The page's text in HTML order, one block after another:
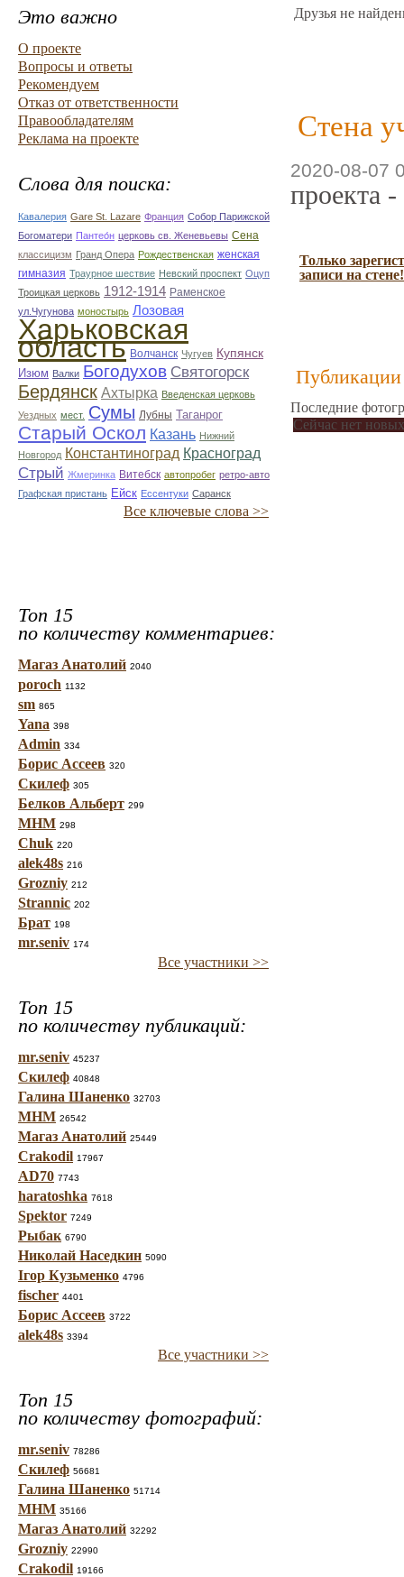
Это важно
О проекте
Вопросы и ответы
Рекомендуем
Отказ от ответственности
Правообладателям
Реклама на проекте
Слова для поиска:
Кавалерия Gare St. Lazare Франция Собор Парижской
Богоматери Пантео́н церковь св. Женевьевы Сена
классицизм Гранд Опера Рождественская женская
гимназия Траурное шествие Невский проспект Оцуп
Троицкая церковь 1912-1914 Раменское
ул.Чугунова моностырь Лозовая
Харьковская
область Волчанск Чугуев Купянск
Изюм Валки Богодухов Святогорск
Бердянск Ахтырка Введенская церковь
Уездных мест. Сумы Лубны Таганрог
Старый Оскол Казань Нижний
Новгород Константиноград Красноград
Стрый Жмеринка Витебск автопробег ретро-авто
Графская пристань Ейск Ессентуки Саранск
Все ключевые слова >>
Топ 15
по количеству комментариев:
Магаз Анатолий 2040
poroch 1132
sm 865
Yana 398
Admin 334
Борис Ассеев 320
Скилеф 305
Белков Альберт 299
МНМ 298
Chuk 220
alek48s 216
Grozniy 212
Strannic 202
Брат 198
mr.seniv 174
Все участники >>
Топ 15
по количеству публикаций:
mr.seniv 45237
Скилеф 40848
Галина Шаненко 32703
МНМ 26542
Магаз Анатолий 25449
Crakodil 17967
AD70 7743
haratoshka 7618
Spektor 7249
Рыбак 6790
Николай Наседкин 5090
Ігор Кузьменко 4796
fischer 4401
Борис Ассеев 3722
alek48s 3394
Все участники >>
Топ 15
по количеству фотографий:
mr.seniv 78286
Скилеф 56681
Галина Шаненко 51714
МНМ 35166
Магаз Анатолий 32292
Grozniy 22990
Crakodil 19166
Друзья не
Стена
2020-08-07
проекта
Только
записи на стене!
Публикации
Последние
Сейчас нет